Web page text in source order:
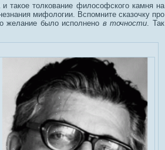
такое толкование философского камня на
мифологии. Вспомните сказочку про
желание было исполнено в точности . Так